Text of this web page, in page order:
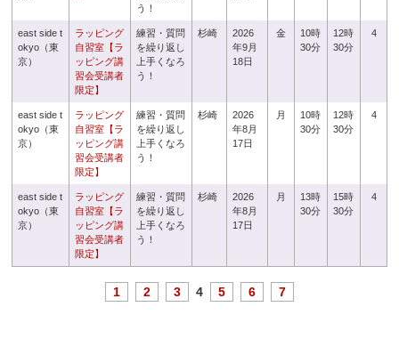
う！
east side t
okyo（東
京）
ラッピング
自習室【ラ
ッピング講
習会受講者
限定】
練習・質問
を繰り返し
上手くなろ
う！
杉崎
2026
年9月
18日
金
10時
30分
12時
30分
4
east side t
okyo（東
京）
ラッピング
自習室【ラ
ッピング講
習会受講者
限定】
練習・質問
を繰り返し
上手くなろ
う！
杉崎
2026
年8月
17日
月
10時
30分
12時
30分
4
east side t
okyo（東
京）
ラッピング
自習室【ラ
ッピング講
習会受講者
限定】
練習・質問
を繰り返し
上手くなろ
う！
杉崎
2026
年8月
17日
月
13時
30分
15時
30分
4
1 2 3 4 5 6 7